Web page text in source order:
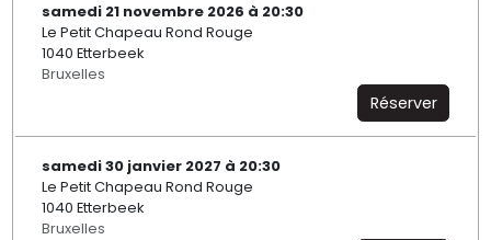
samedi 21 novembre 2026 à 20:30
Le Petit Chapeau Rond Rouge
1040 Etterbeek
Bruxelles
Réserver
samedi 30 janvier 2027 à 20:30
Le Petit Chapeau Rond Rouge
1040 Etterbeek
Bruxelles